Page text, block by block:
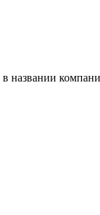
названии